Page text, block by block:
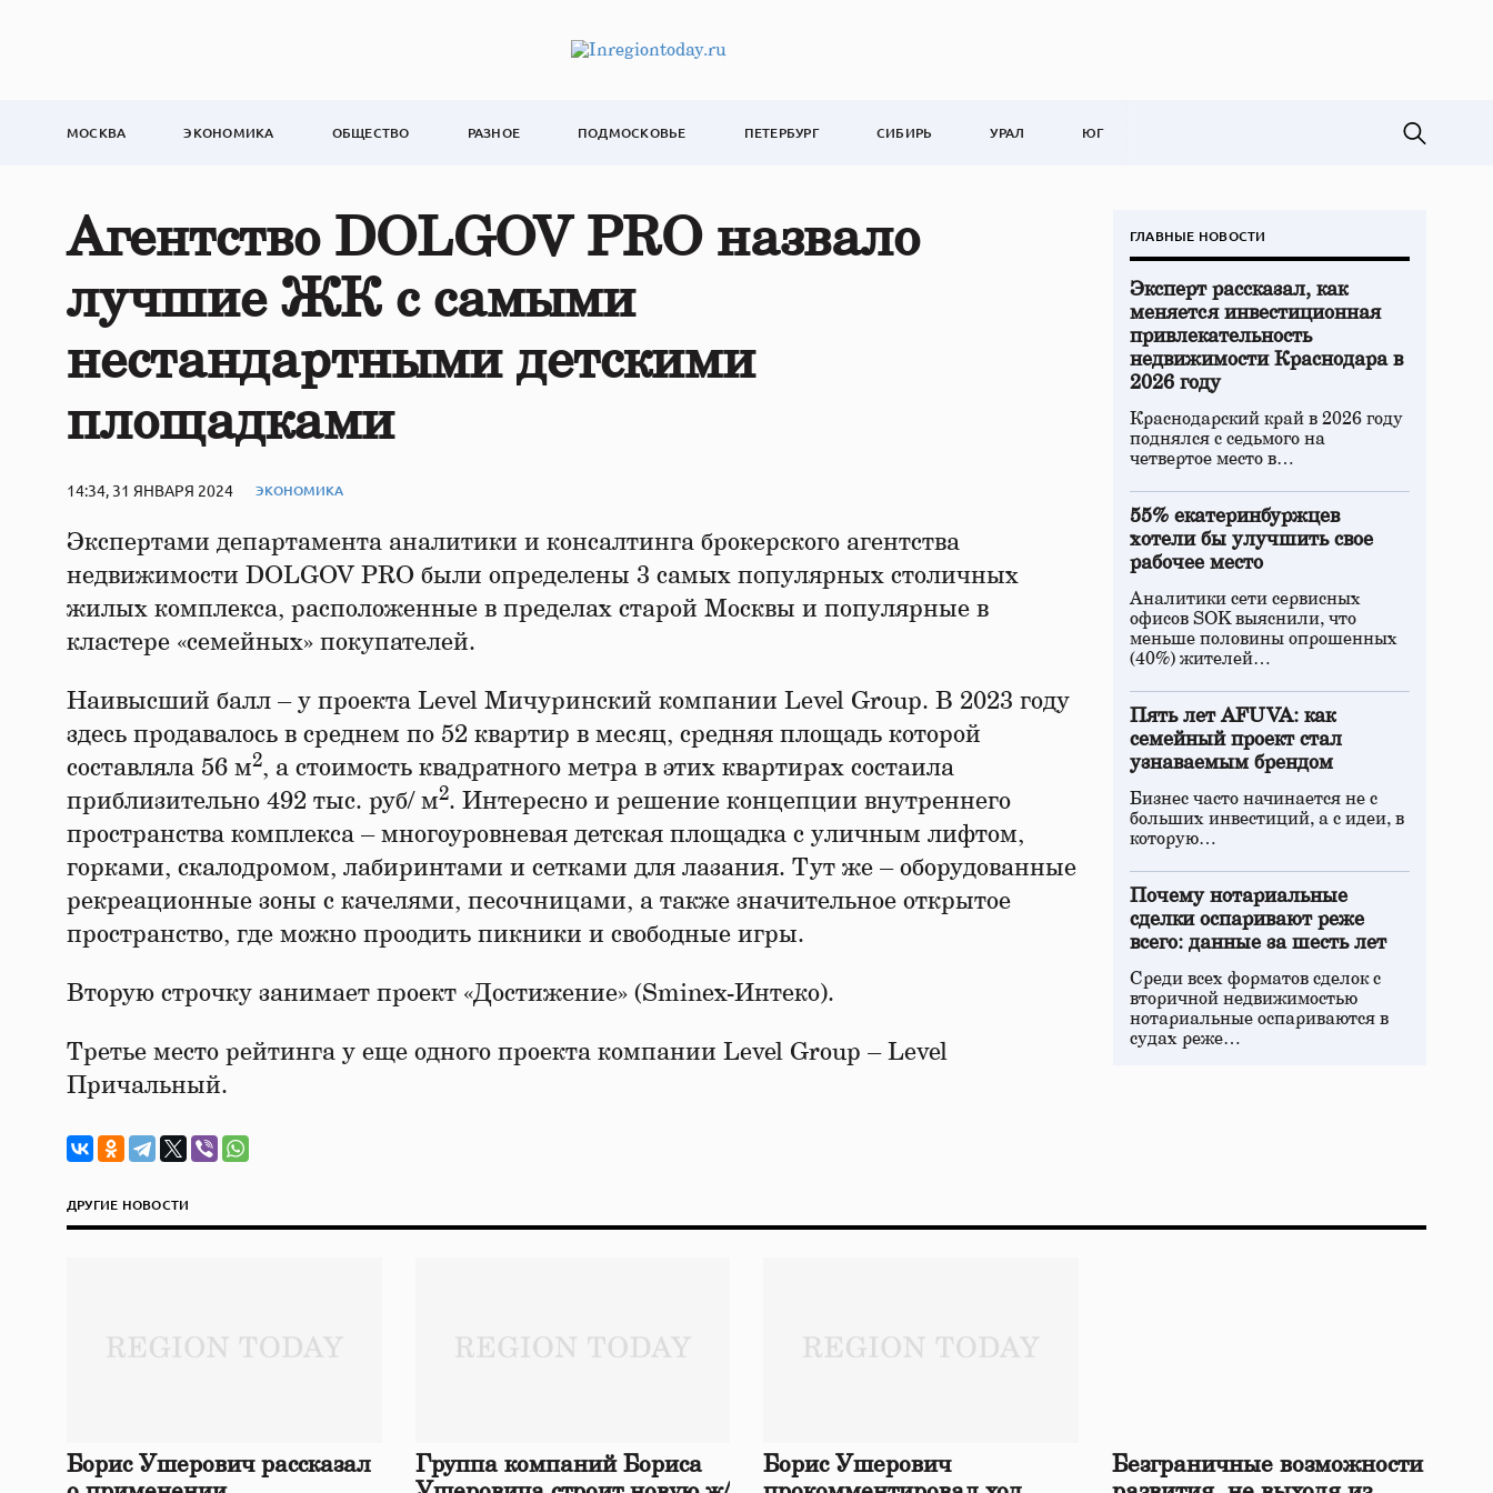
МОСКВА ЭКОНОМИКА ОБЩЕСТВО РАЗНОЕ ПОДМОСКОВЬЕ ПЕТЕРБУРГ СИБИРЬ УРАЛ ЮГ
Агентство DOLGOV PRO назвало
лучшие ЖК с самыми
нестандартными детскими
площадками
14:34, 31 ЯНВАРЯ 2024 ЭКОНОМИКА
Экспертами департамента аналитики и консалтинга брокерского агентства
недвижимости DOLGOV PRO были определены 3 самых популярных столичных
жилых комплекса, расположенные в пределах старой Москвы и популярные в
кластере «семейных» покупателей.
Наивысший балл – у проекта Level Мичуринский компании Level Group. В 2023 году
здесь продавалось в среднем по 52 квартир в месяц, средняя площадь которой
составляла 56 м2, а стоимость квадратного метра в этих квартирах состаила
приблизительно 492 тыс. руб/ м2. Интересно и решение концепции внутреннего
пространства комплекса – многоуровневая детская площадка с уличным лифтом,
горками, скалодромом, лабиринтами и сетками для лазания. Тут же – оборудованные
рекреационные зоны с качелями, песочницами, а также значительное открытое
пространство, где можно проодить пикники и свободные игры.
Вторую строчку занимает проект «Достижение» (Sminex-Интеко).
Третье место рейтинга у еще одного проекта компании Level Group – Level
Причальный.
ГЛАВНЫЕ НОВОСТИ
Эксперт рассказал, как
меняется инвестиционная
привлекательность
недвижимости Краснодара в
2026 году
Краснодарский край в 2026 году
поднялся с седьмого на
четвертое место в…
55% екатеринбуржцев
хотели бы улучшить свое
рабочее место
Аналитики сети сервисных
офисов SOK выяснили, что
меньше половины опрошенных
(40%) жителей…
Пять лет AFUVA: как
семейный проект стал
узнаваемым брендом
Бизнес часто начинается не с
больших инвестиций, а с идеи, в
которую…
Почему нотариальные
сделки оспаривают реже
всего: данные за шесть лет
Среди всех форматов сделок с
вторичной недвижимостью
нотариальные оспариваются в
судах реже…
ДРУГИЕ НОВОСТИ
Борис Ушерович рассказал
Группа компаний Бориса
Борис Ушерович
Безграничные возможности